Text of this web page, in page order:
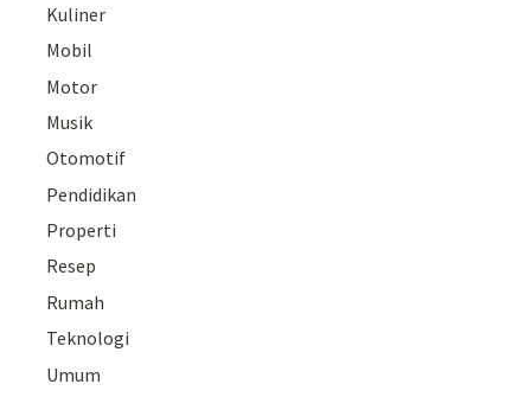
Kuliner
Mobil
Motor
Musik
Otomotif
Pendidikan
Properti
Resep
Rumah
Teknologi
Umum